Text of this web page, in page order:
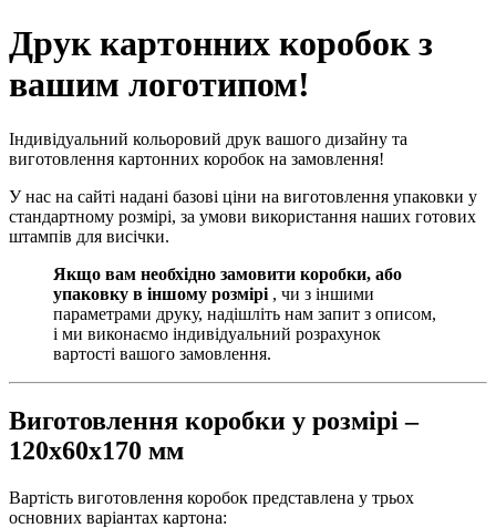
Друк картонних коробок з
вашим логотипом!
Індивідуальний кольоровий друк вашого дизайну та
виготовлення картонних коробок на замовлення!
У нас на сайті надані базові ціни на виготовлення упаковки у
стандартному розмірі, за умови використання наших готових
штампів для висічки.
Якщо вам необхідно замовити коробки, або
упаковку в іншому розмірі , чи з іншими
параметрами друку, надішліть нам запит з описом,
і ми виконаємо індивідуальний розрахунок
вартості вашого замовлення.
Виготовлення коробки у розмірі –
120х60х170 мм
Вартість виготовлення коробок представлена у трьох
основних варіантах картона: